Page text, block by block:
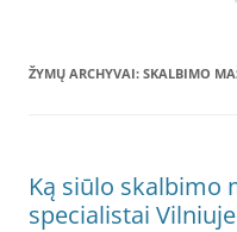
ŽYMŲ ARCHYVAI: SKALBIMO
Ką siūlo skalbimo
specialistai Vilniuje